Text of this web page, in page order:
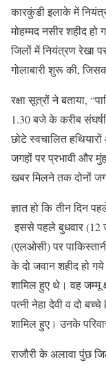
कारकुंडी इलाके में
मोहम्मद नसीर शहीद हो
जिलों में नियंत्रण रेखा पर
गोलाबारी शुरू की,
रक्षा सूत्रों ने बताया,
1.30 बजे के करीब
छोटे स्वचालित
जगहों पर प्रभावी और
खबर मिलने तक दोनों
ज्ञात हो कि तीन दिन
इससे पहले बुधवार (12
(एलओसी) पर
के दो जवान शहीद हो
शामिल हुए थे। वह जम्मू
पत्नी नेहा देवी व दो
शामिल हुए। उनके
राजौरी के अलावा पुंछ